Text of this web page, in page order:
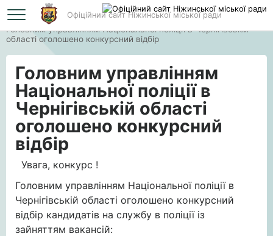
Офіційний сайт Ніжинської міської ради
Головна
Головним управлінням Національної поліції в Чернігівській
області оголошено конкурсний відбір
Головним управлінням
Національної поліції в
Чернігівській області
оголошено конкурсний
відбір
Увага, конкурс !
Головним управлінням Національної поліції в
Чернігівській області оголошено конкурсний
відбір кандидатів на службу в поліції із
зайняттям вакансій: